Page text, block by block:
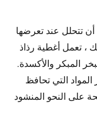
تتحلل عند تعرضها
، تعمل أغطية رذاذ
المبكر والأكسدة.
التي تحافظ
على النحو المنشود